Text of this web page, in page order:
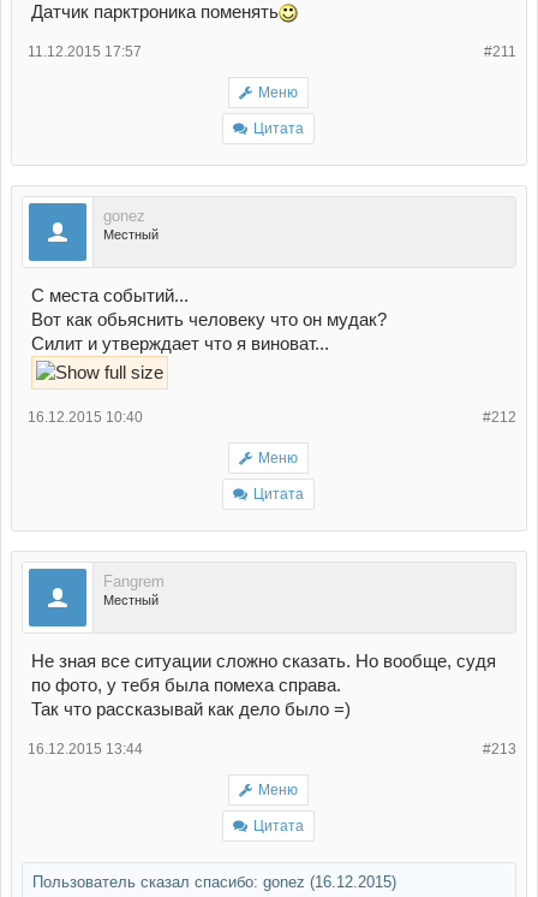
Датчик парктроника поменять
#211
11.12.2015 17:57
Меню
Цитата
gonez
Местный
С места событий...
Вот как обьяснить человеку что он мудак?
Силит и утверждает что я виноват...
#212
16.12.2015 10:40
Меню
Цитата
Fangrem
Местный
Не зная все ситуации сложно сказать. Но вообще, судя
по фото, у тебя была помеха справа.
Так что рассказывай как дело было =)
#213
16.12.2015 13:44
Меню
Цитата
Пользователь сказал cпасибо: gonez (16.12.2015)